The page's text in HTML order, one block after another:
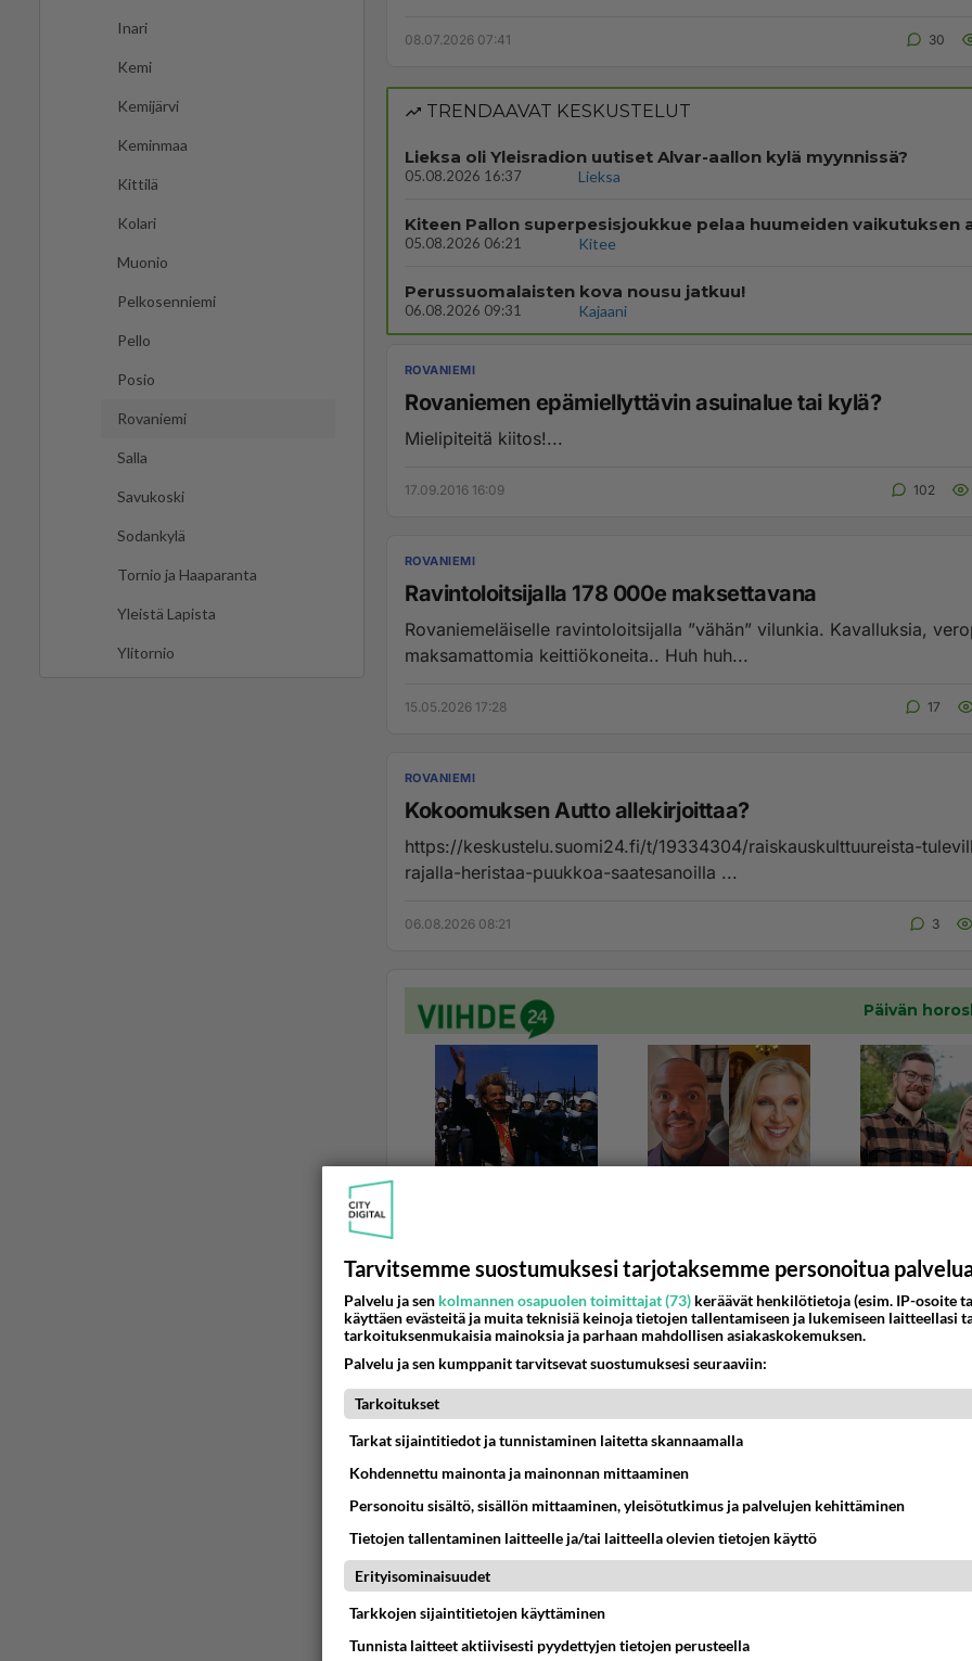
Inari
Kemi
Kemijärvi
Keminmaa
Kittilä
Kolari
Muonio
Pelkosenniemi
Pello
Posio
Rovaniemi
Salla
Savukoski
Sodankylä
Tornio ja Haaparanta
Yleistä Lapista
Ylitornio
08.07.2026 07:41 30
TRENDAAVAT KESKUSTELUT
Lieksa oli Yleisradion uutiset Alvar-aallon kylä myynnissä?
05.08.2026 16:37 Lieksa
05.08.2026 06:21 Kitee
Perussuomalaisten kova nousu jatkuu!
06.08.2026 09:31 Kajaani
ROVANIEMI
Rovaniemen epämiellyttävin asuinalue tai kylä?
Mielipiteitä kiitos!...
17.09.2016 16:09 102
ROVANIEMI
Ravintoloitsijalla 178 000e maksettavana
Rovaniemeläiselle ravintoloitsijalla ”vähän” vilunkia. Kavalluksia,
maksamattomia keittiökoneita.. Huh huh...
15.05.2026 17:28 17
ROVANIEMI
Kokoomuksen Autto allekirjoittaa?
https://keskustelu.suomi24.fi/t/19334304/raiskauskulttuureista-
rajalla-heristaa-puukkoa-saatesanoilla ...
06.08.2026 08:21 3
ROVANIEMI
Tätäkö haluat myös Lappiin?
https://www.suomenuutiset.fi/maahanmuuttajataustaisessa-
kasvanut-nainen-kokee-olonsa-vieraaksi-helsingin-kontu...
06.08.2026 07:59
Tarvitsemme suostumuksesi tarjotaksemme personoitua
Palvelu ja sen kolmannen osapuolen toimittajat (73) keräävät henkilötietoja (esim. IP-osoite
käyttäen evästeitä ja muita teknisiä keinoja tietojen tallentamiseen ja lukemiseen laitteellasi
tarkoituksenmukaisia mainoksia ja parhaan mahdollisen asiakaskokemuksen.
Palvelu ja sen kumppanit tarvitsevat suostumuksesi seuraaviin:
Tarkoitukset
Tarkat sijaintitiedot ja tunnistaminen laitetta skannaamalla
Kohdennettu mainonta ja mainonnan mittaaminen
Personoitu sisältö, sisällön mittaaminen, yleisötutkimus ja palvelujen kehittäminen
Tietojen tallentaminen laitteelle ja/tai laitteella olevien tietojen käyttö
Erityisominaisuudet
Tarkkojen sijaintitietojen käyttäminen
Tunnista laitteet aktiivisesti pyydettyjen tietojen perusteella